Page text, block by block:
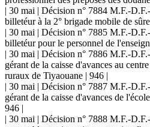
| 30 mai | Décision n° 7884 M.F.-
billetéur à la 2° brigade mobile de
| 30 mai | Décision n° 7885 M.F.-
billetéur pour le personnel de
| 30 mai | Décision n° 7886 M.F.-
gérant de la caisse d'avances au
ruraux de Tiyaouane | 946 |
| 30 mai | Décision n° 7887 M.F.-
gérant de la caisse d'avances de
946 |
| 30 mai | Décision n° 7888 M.F.-